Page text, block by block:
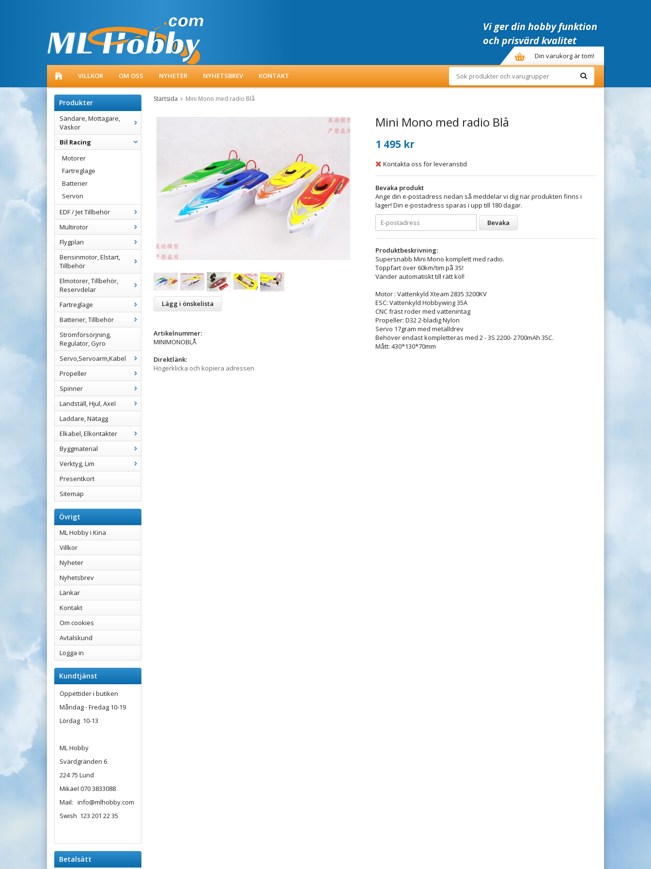
Vi ger din hobby funktion
och prisvärd kvalitet
Din varukorg är tom!
VILLKOR OM OSS NYHETER NYHETSBREV KONTAKT
Produkter
Sändare, Mottagare,
Väskor
Bil Racing
Motorer
Fartreglage
Batterier
Servon
EDF / Jet Tillbehör
Multirotor
Flygplan
Bensinmotor, Elstart,
Tillbehör
Elmotorer, Tillbehör,
Reservdelar
Fartreglage
Batterier, Tillbehör
Strömförsörjning,
Regulator, Gyro
Servo,Servoarm,Kabel
Propeller
Spinner
Landställ, Hjul, Axel
Laddare, Nätagg
Elkabel, Elkontakter
Byggmaterial
Verktyg, Lim
Presentkort
Sitemap
Övrigt
ML Hobby i Kina
Villkor
Nyheter
Nyhetsbrev
Länkar
Kontakt
Om cookies
Avtalskund
Logga in
Kundtjänst
Öppettider i butiken
Måndag - Fredag 10-19
Lördag 10-13
ML Hobby
Svärdgränden 6
224 75 Lund
Mikael 070 3833088
Mail: info@mlhobby.com
Swish 123 201 22 35
Betalsätt
Startsida Mini Mono med radio Blå
Mini Mono med radio Blå
1 495 kr
Kontakta oss för leveranstid
Bevaka produkt
Ange din e-postadress nedan så meddelar vi dig när produkten finns i
lager! Din e-postadress sparas i upp till 180 dagar.
Bevaka
Produktbeskrivning:
Supersnabb Mini Mono komplett med radio.
Toppfart över 60km/tim på 3S!
Vänder automatiskt till rätt köl!
Motor : Vattenkyld Xteam 2835 3200KV
ESC: Vattenkyld Hobbywing 35A
CNC fräst roder med vattenintag
Propeller: D32 2-bladig Nylon
Servo 17gram med metalldrev
Behöver endast kompletteras med 2 - 3S 2200- 2700mAh 35C.
Mått: 430*130*70mm
Lägg i önskelista
Artikelnummer:
MINIMONOBLÅ
Direktlänk:
Högerklicka och kopiera adressen